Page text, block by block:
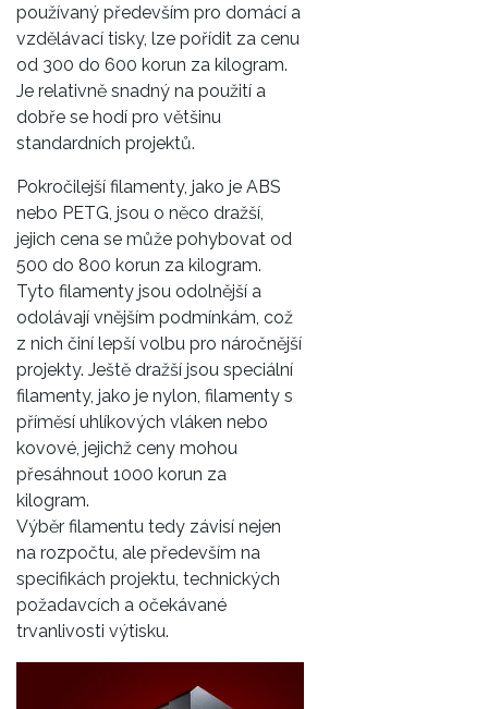
používaný především pro domácí a
vzdělávací tisky, lze pořídit za cenu
od 300 do 600 korun za kilogram.
Je relativně snadný na použití a
dobře se hodí pro většinu
standardních projektů.
Pokročilejší filamenty, jako je ABS
nebo PETG, jsou o něco dražší,
jejich cena se může pohybovat od
500 do 800 korun za kilogram.
Tyto filamenty jsou odolnější a
odolávají vnějším podmínkám, což
z nich činí lepší volbu pro náročnější
projekty. Ještě dražší jsou speciální
filamenty, jako je nylon, filamenty s
příměsí uhlíkových vláken nebo
kovové, jejichž ceny mohou
přesáhnout 1000 korun za
kilogram.
Výběr filamentu tedy závisí nejen
na rozpočtu, ale především na
specifikách projektu, technických
požadavcích a očekávané
trvanlivosti výtisku.